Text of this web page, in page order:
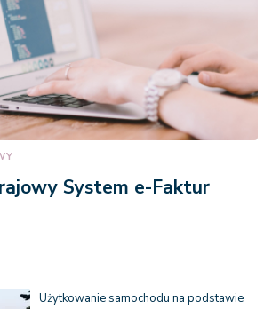
System e-Faktur
Użytkowanie samochodu na podstawie